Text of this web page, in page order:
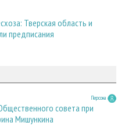
Тверская область и
предписания
Персона
совета при
Мишункина